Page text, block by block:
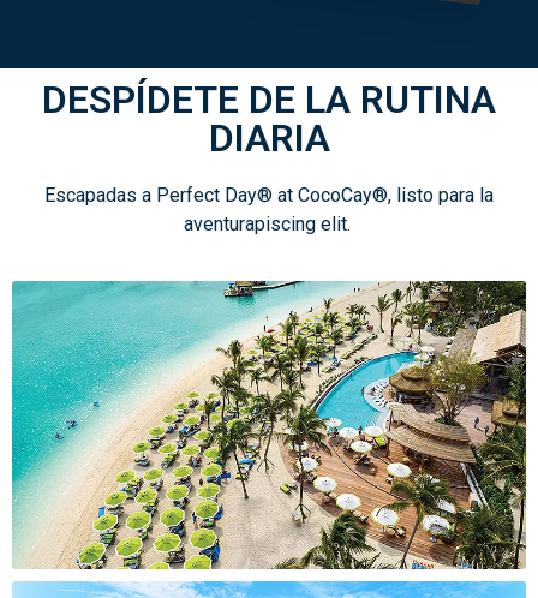
DESPÍDETE DE LA RUTINA
DIARIA
Escapadas a Perfect Day® at CocoCay®, listo para la
aventurapiscing elit.